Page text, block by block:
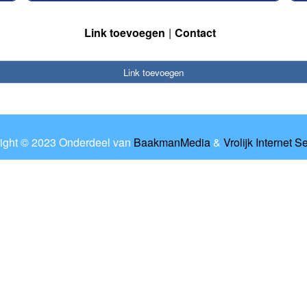
Link toevoegen Contact
Link toevoegen
© 2023 Onderdeel van BaakmanMedia& Vrolijk Internet